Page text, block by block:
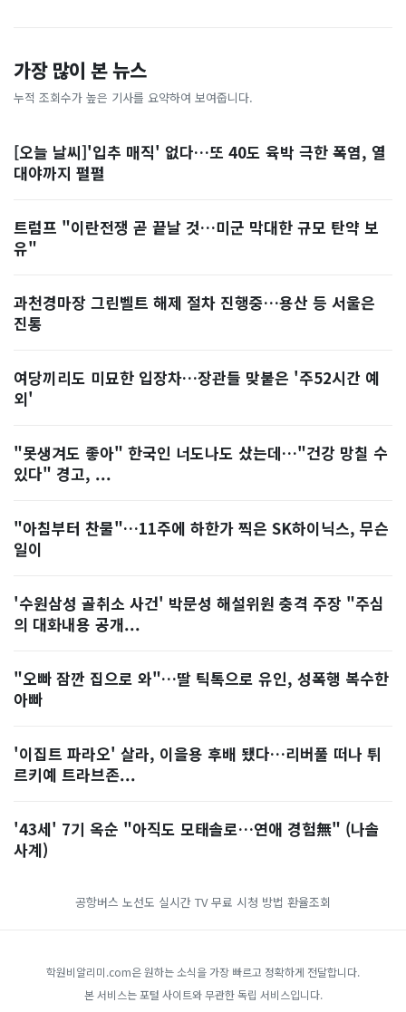
가장 많이 본 뉴스
누적 조회수가 높은 기사를 요약하여 보여줍니다.
[오늘 날씨]'입추 매직' 없다…또 40도 육박 극한 폭염, 열
대야까지 펄펄
트럼프 "이란전쟁 곧 끝날 것…미군 막대한 규모 탄약 보
유"
과천경마장 그린벨트 해제 절차 진행중…용산 등 서울은
진통
여당끼리도 미묘한 입장차…장관들 맞붙은 '주52시간 예
외'
"못생겨도 좋아" 한국인 너도나도 샀는데…"건강 망칠 수
있다" 경고, ...
"아침부터 찬물"…11주에 하한가 찍은 SK하이닉스, 무슨
일이
'수원삼성 골취소 사건' 박문성 해설위원 충격 주장 "주심
의 대화내용 공개...
"오빠 잠깐 집으로 와"…딸 틱톡으로 유인, 성폭행 복수한
아빠
'이집트 파라오' 살라, 이을용 후배 됐다…리버풀 떠나 튀
르키예 트라브존...
'43세' 7기 옥순 "아직도 모태솔로…연애 경험無" (나솔
사계)
공항버스 노선도 실시간 TV 무료 시청 방법 환율조회
학원비알리미.com은 원하는 소식을 가장 빠르고 정확하게 전달합니다.
본 서비스는 포털 사이트와 무관한 독립 서비스입니다.